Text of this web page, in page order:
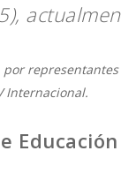
Internacional.